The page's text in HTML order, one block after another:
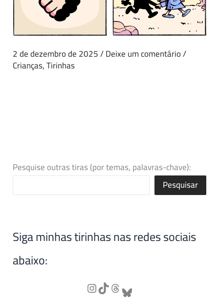
2 de dezembro de 2025/Deixe um comentário/
Crianças,Tirinhas
Pesquise outras tiras (por temas, palavras-chave):
Pesquisar
Siga minhas tirinhas nas redes sociais
abaixo: